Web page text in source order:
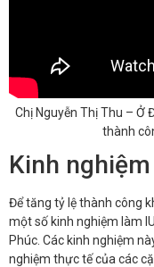
Chị Nguyễn Thị Thu – Ở
thành
Kinh
Để tăng tỷ lệ thành công
một số kinh nghiệm làm
Phúc. Các kinh nghiệm
nghiệm thực tế của các